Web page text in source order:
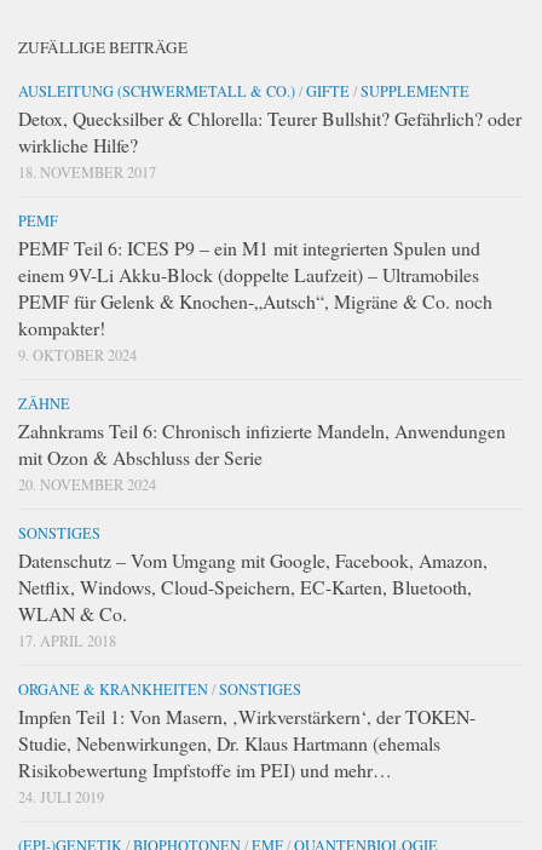
ZUFÄLLIGE BEITRÄGE
AUSLEITUNG (SCHWERMETALL & CO.)/GIFTE/SUPPLEMENTE
Detox, Quecksilber & Chlorella: Teurer Bullshit? Gefährlich? oder
wirkliche Hilfe?
18. NOVEMBER 2017
PEMF
PEMF Teil 6: ICES P9 – ein M1 mit integrierten Spulen und
einem 9V-Li Akku-Block (doppelte Laufzeit) – Ultramobiles
PEMF für Gelenk & Knochen-„Autsch“, Migräne & Co. noch
kompakter!
9. OKTOBER 2024
ZÄHNE
Zahnkrams Teil 6: Chronisch infizierte Mandeln, Anwendungen
mit Ozon & Abschluss der Serie
20. NOVEMBER 2024
SONSTIGES
Datenschutz – Vom Umgang mit Google, Facebook, Amazon,
Netflix, Windows, Cloud-Speichern, EC-Karten, Bluetooth,
WLAN & Co.
17. APRIL 2018
ORGANE & KRANKHEITEN/SONSTIGES
Impfen Teil 1: Von Masern, ‚Wirkverstärkern‘, der TOKEN-
Studie, Nebenwirkungen, Dr. Klaus Hartmann (ehemals
Risikobewertung Impfstoffe im PEI) und mehr…
24. JULI 2019
(EPI-)GENETIK /BIOPHOTONEN/EMF/QUANTENBIOLOGIE